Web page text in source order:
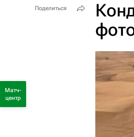
Поделиться
Матч-
центр